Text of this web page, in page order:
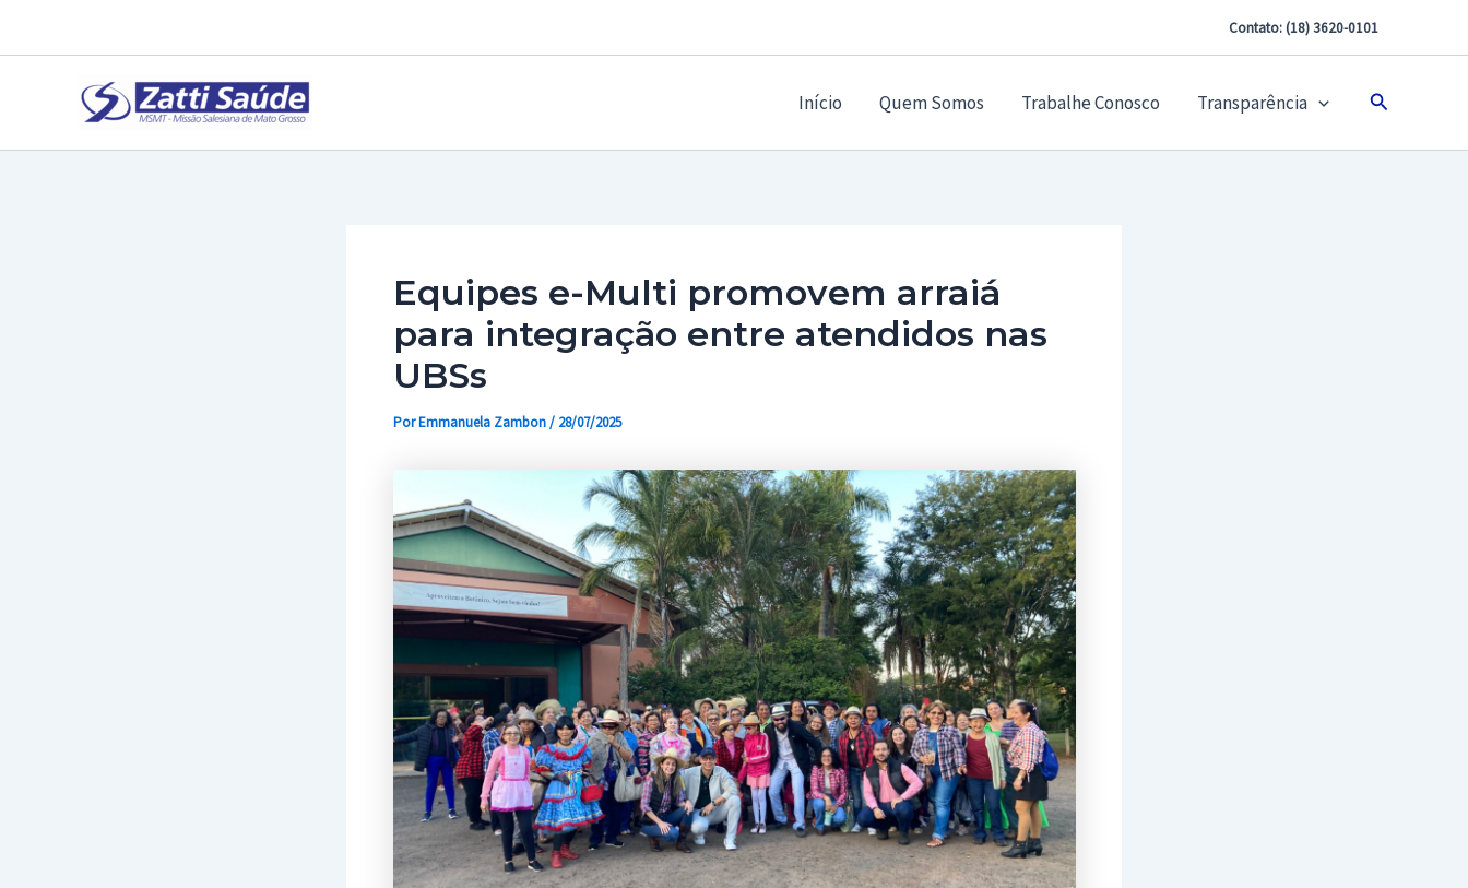
Contato: (18) 3620-0101
Início Quem Somos Trabalhe Conosco Transparência Pesquisar
Equipes e-Multi promovem arraiá
para integração entre atendidos nas
UBSs
PorEmmanuela Zambon/ 28/07/2025